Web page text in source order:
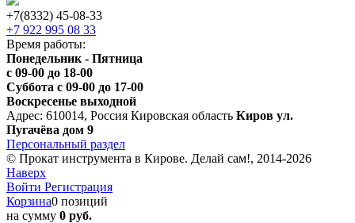
+7(8332) 45-08-33
+7 922 995 08 33
Время работы:
Понедельник - Пятница
с 09-00 до 18-00
Суббота с 09-00 до 17-00
Воскресенье выходной
Адрес: 610014, Россия Кировская область Киров ул.
Пугачёва дом 9
Персональный раздел
© Прокат инструмента в Кирове. Делай сам!, 2014-2026
Наверх
Войти Регистрация
Корзина0 позиций
на сумму 0 руб.